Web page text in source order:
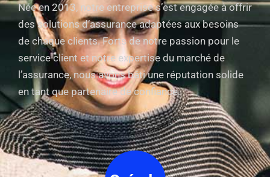
Née en 2013, notre entreprise s’est engagée à offrir
des solutions d’assurance adaptées aux besoins
de chaque clients. Forts de notre passion pour le
service client et notre expertise du marché de
l’assurance, nous avons bâti une réputation solide
en tant que partenaire de confiance.